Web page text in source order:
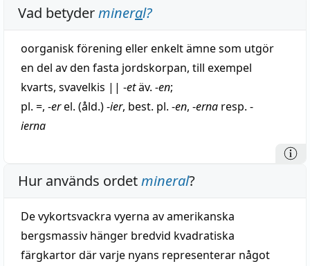
Vad betydermineral?
oorganiskförening ellerenkeltämnesom utgör
en del av den fasta jordskorpan, till exempel
kvarts, svavelkis || -etäv. -en;
pl. =, -erel. (åld.) -ier, best. pl. -en, -erna resp. -
ierna
Hur används ordetmineral?
De vykortsvackra vyerna av amerikanska
bergsmassiv hänger bredvid kvadratiska
färgkartor där varje nyans representerar något